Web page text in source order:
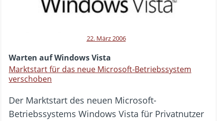
22. März 2006
Warten auf Windows Vista
Marktstart für das neue Microsoft-Betriebssystem
verschoben
Der Marktstart des neuen Microsoft-
Betriebssystems Windows Vista für Privatnutzer